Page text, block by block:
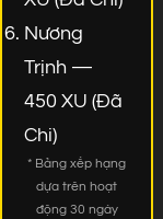
Nương
Trịnh —
450 XU (Đã
Chi)
* Bảng xếp hạng
dựa trên hoạt
động 30 ngày